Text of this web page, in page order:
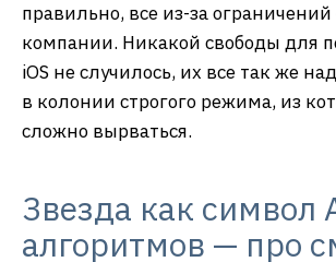
правильно, все из-за ограничений
компании. Никакой свободы для
iOS не случилось, их все так же
в колонии строгого режима, из
сложно вырваться.
Звезда как символ
алгоритмов — про